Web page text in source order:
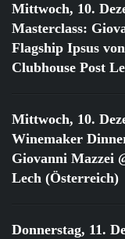
Mittwoch, 10.
Masterclass:
Flagship Ipsus
Clubhouse Post
Mittwoch, 10.
Winemaker
Giovanni Mazzei
Lech (Österreich)
Donnerstag, 11.